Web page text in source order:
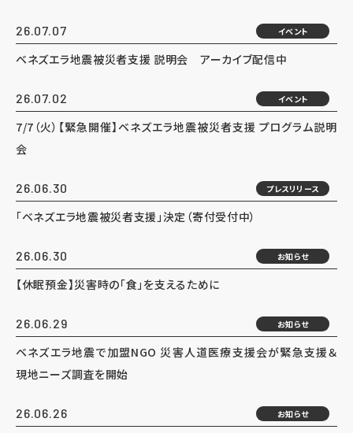
26.07.07 イベント
ベネズエラ地震被災者支援 説明会 アーカイブ配信中
26.07.02 イベント
7/7（火）【緊急開催】ベネズエラ地震被災者支援 プログラム説明
会
26.06.30 プレスリリース
「ベネズエラ地震被災者支援」決定（寄付受付中）
26.06.30 お知らせ
【休眠預金】災害時の「食」を支えるために
26.06.29 お知らせ
ベネズエラ地震で加盟NGO 災害人道医療支援会が緊急支援＆
現地ニーズ調査を開始
26.06.26 お知らせ